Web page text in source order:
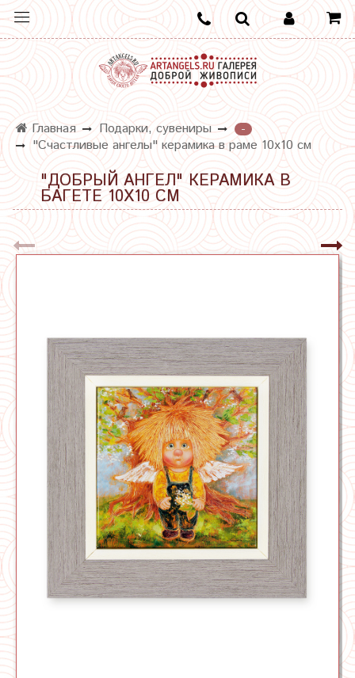
Главная Подарки, сувениры
-
"Счастливые ангелы" керамика в раме 10х10 см
"ДОБРЫЙ АНГЕЛ" КЕРАМИКА В
БАГЕТЕ 10Х10 СМ